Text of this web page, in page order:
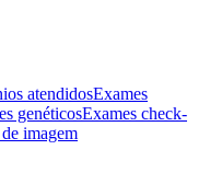
atendidosExames
genéticosExames check-
imagem